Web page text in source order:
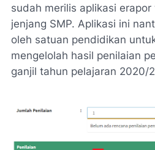
sudah merilis aplikasi
jenjang SMP. Aplikasi ini
oleh satuan pendidikan
mengelolah hasil penilaian
ganjil tahun pelajaran 2020/